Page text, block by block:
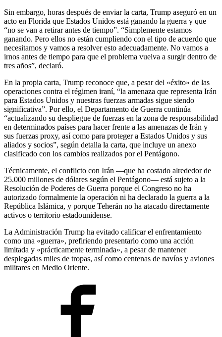
Sin embargo, horas después de enviar la carta, Trump aseguró en un
acto en Florida que Estados Unidos está ganando la guerra y que
“no se van a retirar antes de tiempo”. “Simplemente estamos
ganando. Pero ellos no están cumpliendo con el tipo de acuerdo que
necesitamos y vamos a resolver esto adecuadamente. No vamos a
irnos antes de tiempo para que el problema vuelva a surgir dentro de
tres años”, declaró.
En la propia carta, Trump reconoce que, a pesar del «éxito» de las
operaciones contra el régimen iraní, “la amenaza que representa Irán
para Estados Unidos y nuestras fuerzas armadas sigue siendo
significativa”. Por ello, el Departamento de Guerra continúa
“actualizando su despliegue de fuerzas en la zona de responsabilidad
en determinados países para hacer frente a las amenazas de Irán y
sus fuerzas proxy, así como para proteger a Estados Unidos y sus
aliados y socios”, según detalla la carta, que incluye un anexo
clasificado con los cambios realizados por el Pentágono.
Técnicamente, el conflicto con Irán —que ha costado alrededor de
25.000 millones de dólares según el Pentágono— está sujeto a la
Resolución de Poderes de Guerra porque el Congreso no ha
autorizado formalmente la operación ni ha declarado la guerra a la
República Islámica, y porque Teherán no ha atacado directamente
activos o territorio estadounidense.
La Administración Trump ha evitado calificar el enfrentamiento
como una «guerra», prefiriendo presentarlo como una acción
limitada y «prácticamente terminada», a pesar de mantener
desplegadas miles de tropas, así como centenas de navíos y aviones
militares en Medio Oriente.